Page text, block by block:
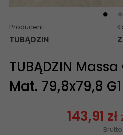
Producent
TUBĄDZIN
TUBĄDZIN
Mat. 79,8x79,8 G1
143,91 zł
Brutto